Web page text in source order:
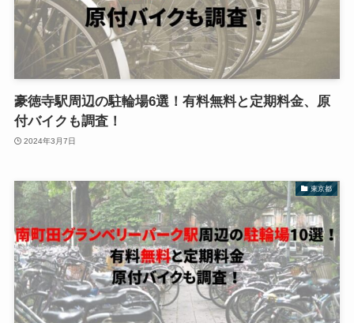
豪徳寺駅周辺の駐輪場6選！有料無料と定期料金、原
付バイクも調査！
2024年3月7日
東京都